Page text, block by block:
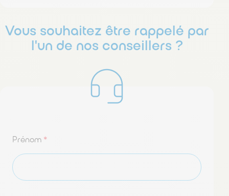
Vous souhaitez être rappelé par
l'un de nos conseillers ?
Prénom *